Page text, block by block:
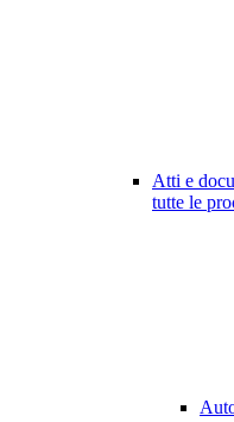
Atti e
tutte le